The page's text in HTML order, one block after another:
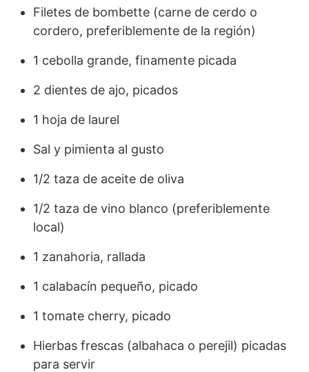
Filetes de bombette (carne de cerdo o
cordero, preferiblemente de la región)
1 cebolla grande, finamente picada
2 dientes de ajo, picados
1 hoja de laurel
Sal y pimienta al gusto
1/2 taza de aceite de oliva
1/2 taza de vino blanco (preferiblemente
local)
1 zanahoria, rallada
1 calabacín pequeño, picado
1 tomate cherry, picado
Hierbas frescas (albahaca o perejil) picadas
para servir